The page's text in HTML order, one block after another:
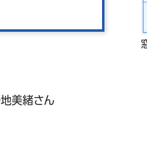
美緒さん